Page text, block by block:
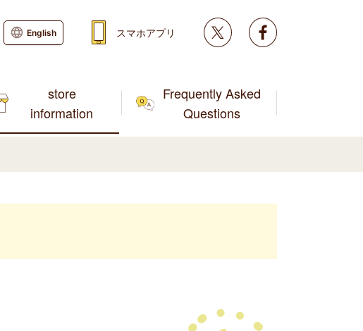
store
information
Frequently Asked
Questions
English スマホアプリ Twitter